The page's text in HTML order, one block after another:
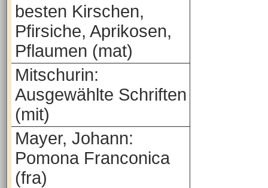
besten Kirschen,
Pfirsiche, Aprikosen,
Pflaumen (mat)
Mitschurin:
Ausgewählte Schriften
(mit)
Mayer, Johann:
Pomona Franconica
(fra)